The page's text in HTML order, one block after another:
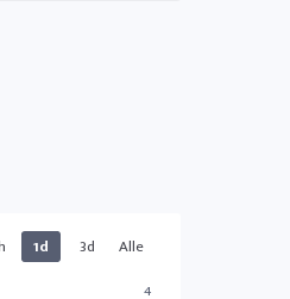
1d 3d Alle
4